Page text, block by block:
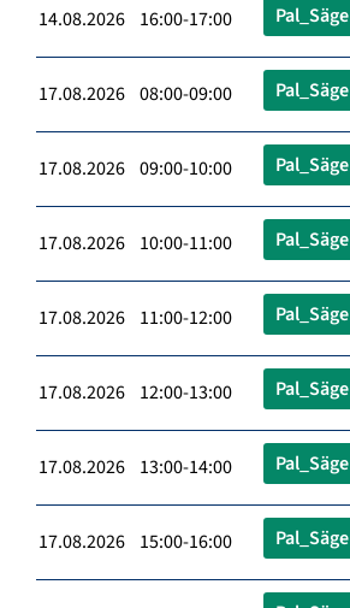
14.08.2026 16:00-17:00 Pal_Säge
17.08.2026 08:00-09:00 Pal_Säge
17.08.2026 09:00-10:00 Pal_Säge
17.08.2026 10:00-11:00 Pal_Säge
17.08.2026 11:00-12:00 Pal_Säge
17.08.2026 12:00-13:00 Pal_Säge
17.08.2026 13:00-14:00 Pal_Säge
17.08.2026 15:00-16:00 Pal_Säge